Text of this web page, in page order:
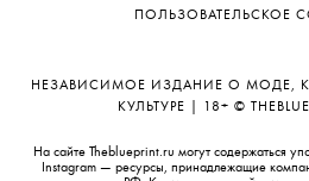
ПОЛЬЗОВАТЕЛЬСКОЕ
НЕЗАВИСИМОЕ ИЗДАНИЕ О МОДЕ,
КУЛЬТУРЕ | 18+ ©
На сайте Theblueprint.ru могут содержаться
Instagram — ресурсы, принадлежащие